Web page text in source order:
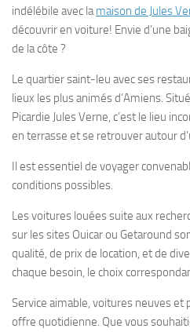
indélébile avec lamaison de Jules
découvrir en voiture! Envie d’une
de la côte ?
Le quartier saint-leu avec ses
lieux les plus animés d’Amiens.
Picardie Jules Verne, c’est le lieu
en terrasse et se retrouver autour
Il est essentiel de voyager
conditions possibles.
Les voitures louées suite aux
sur les sites Ouicar ou Getaround
qualité, de prix de location, et de
chaque besoin, le choix
Service aimable, voitures neuves et
offre quotidienne. Que vous